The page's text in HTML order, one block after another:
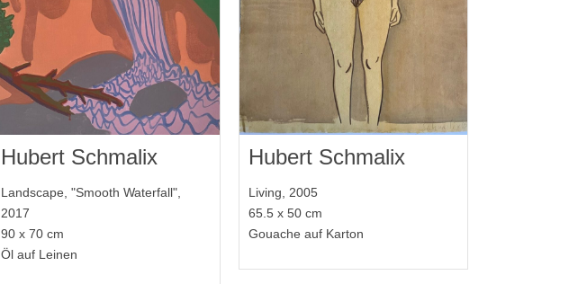
Hubert Schmalix
Landscape, "Smooth Waterfall",
2017
90 x 70 cm
Öl auf Leinen
Hubert Schmalix
Living, 2005
65.5 x 50 cm
Gouache auf Karton